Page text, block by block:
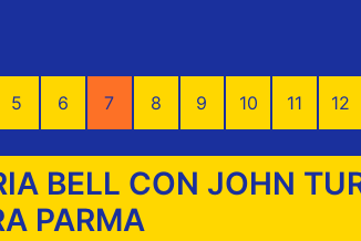
5 6 7 8 9 10 11 12
BELL CON JOHN
PARMA